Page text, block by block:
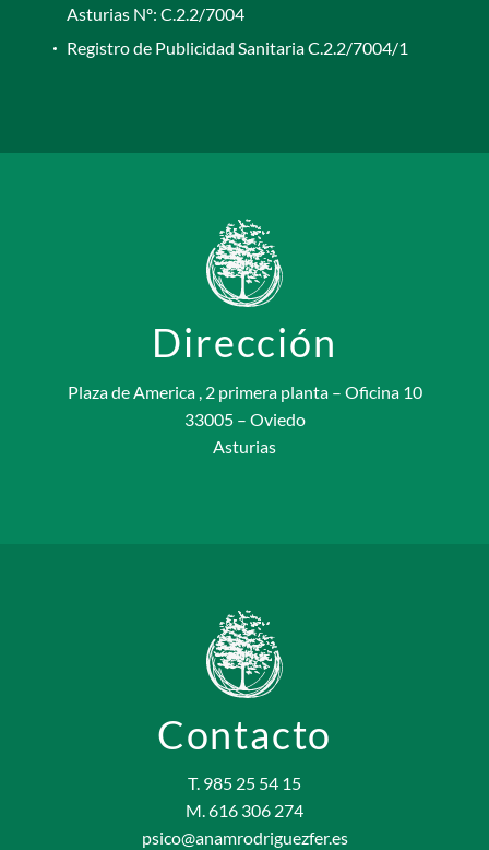
Asturias Nº: C.2.2/7004
Registro de Publicidad Sanitaria C.2.2/7004/1
Dirección
Plaza de America , 2 primera planta – Oficina 10
33005 – Oviedo
Asturias
Contacto
T. 985 25 54 15
M. 616 306 274
psico@anamrodriguezfer.es